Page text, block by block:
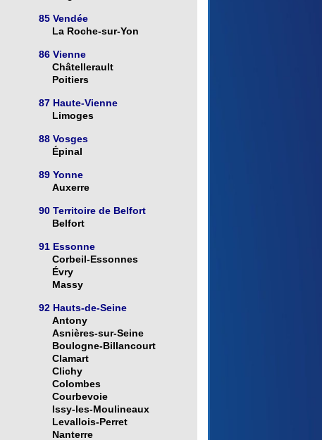
85 Vendée
La Roche-sur-Yon
86 Vienne
Châtellerault
Poitiers
87 Haute-Vienne
Limoges
88 Vosges
Épinal
89 Yonne
Auxerre
90 Territoire de Belfort
Belfort
91 Essonne
Corbeil-Essonnes
Évry
Massy
92 Hauts-de-Seine
Antony
Asnières-sur-Seine
Boulogne-Billancourt
Clamart
Clichy
Colombes
Courbevoie
Issy-les-Moulineaux
Levallois-Perret
Nanterre